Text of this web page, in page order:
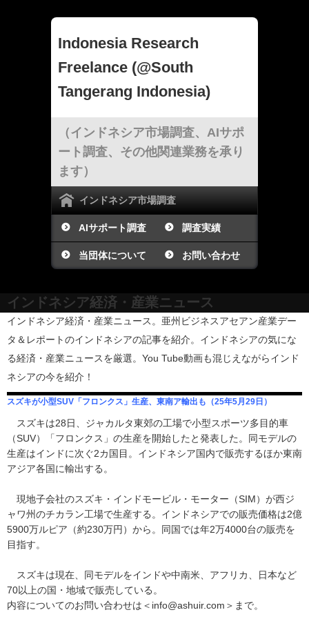
Indonesia Research
Freelance (@South
Tangerang Indonesia)
（インドネシア市場調査、AIサポ
ート調査、その他関連業務を承り
ます）
インドネシア市場調査
AIサポート調査 調査実績
当団体について お問い合わせ
インドネシア経済・産業ニュース
インドネシア経済・産業ニュース。亜州ビジネスアセアン産業デー
タ＆レポートのインドネシアの記事を紹介。インドネシアの気にな
る経済・産業ニュースを厳選。You Tube動画も混じえながらインド
ネシアの今を紹介！
スズキが小型SUV「フロンクス」生産、東南ア輸出も（25年5月29日）
スズキは28日、ジャカルタ東郊の工場で小型スポーツ多目的車
（SUV）「フロンクス」の生産を開始したと発表した。同モデルの
生産はインドに次ぐ2カ国目。インドネシア国内で販売するほか東南
アジア各国に輸出する。
現地子会社のスズキ・インドモービル・モーター（SIM）が西ジ
ャワ州のチカラン工場で生産する。インドネシアでの販売価格は2億
5900万ルピア（約230万円）から。同国では年2万4000台の販売を
目指す。
スズキは現在、同モデルをインドや中南米、アフリカ、日本など
70以上の国・地域で販売している。
内容についてのお問い合わせは＜info@ashuir.com＞まで。